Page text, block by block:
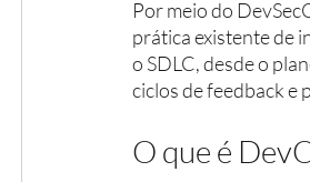
Por meio do
prática existente de
o SDLC, desde o
ciclos de feedback e
O que é